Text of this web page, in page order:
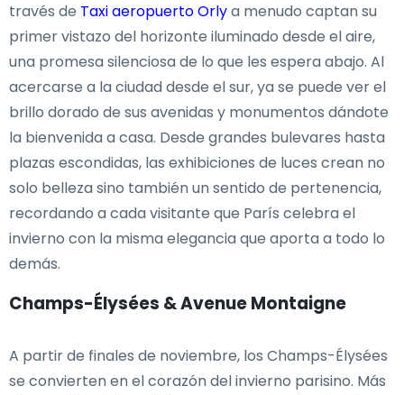
través de Taxi aeropuerto Orlya menudo captan su
primer vistazo del horizonte iluminado desde el aire,
una promesa silenciosa de lo que les espera abajo. Al
acercarse a la ciudad desde el sur, ya se puede ver el
brillo dorado de sus avenidas y monumentos dándote
la bienvenida a casa. Desde grandes bulevares hasta
plazas escondidas, las exhibiciones de luces crean no
solo belleza sino también un sentido de pertenencia,
recordando a cada visitante que París celebra el
invierno con la misma elegancia que aporta a todo lo
demás.
Champs-Élysées & Avenue Montaigne
A partir de finales de noviembre, los Champs-Élysées
se convierten en el corazón del invierno parisino. Más